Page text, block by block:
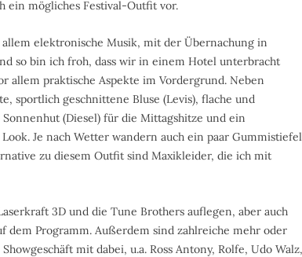
ein mögliches Festival-Outfit vor.
elektronische Musik, mit der Übernachung in
so bin ich froh, dass wir in einem Hotel unterbracht
allem praktische Aspekte im Vordergrund. Neben
sportlich geschnittene Bluse (Levis), flache und
(Diesel) für die Mittagshitze und ein
Je nach Wetter wandern auch ein paar Gummistiefel
zu diesem Outfit sind Maxikleider, die ich mit
3D und die Tune Brothers auflegen, aber auch
dem Programm. Außerdem sind zahlreiche mehr oder
mit dabei, u.a. Ross Antony, Rolfe, Udo Walz,